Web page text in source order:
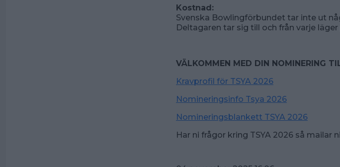
Kostnad:
Svenska Bowlingförbundet tar inte ut
Deltagaren tar sig till och från varje
VÄLKOMMEN MED DIN NOMINERING
Kravprofil för TSYA 2026
Nomineringsinfo Tsya 2026
Nomineringsblankett TSYA 2026
Har ni frågor kring TSYA 2026 så mailar